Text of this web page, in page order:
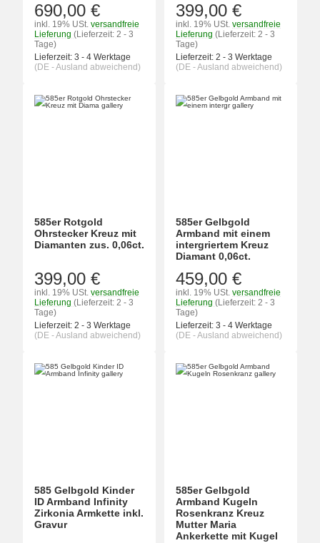
690,00 €
inkl. 19% USt. versandfreie
Lieferung (Lieferzeit: 2 - 3
Tage)
Lieferzeit: 3 - 4 Werktage
(DE - Ausland abweichend)
399,00 €
inkl. 19% USt. versandfreie
Lieferung (Lieferzeit: 2 - 3
Tage)
Lieferzeit: 2 - 3 Werktage
(DE - Ausland abweichend)
585er Rotgold
Ohrstecker Kreuz mit
Diamanten zus. 0,06ct.
399,00 €
inkl. 19% USt. versandfreie
Lieferung (Lieferzeit: 2 - 3
Tage)
Lieferzeit: 2 - 3 Werktage
(DE - Ausland abweichend)
585er Gelbgold
Armband mit einem
intergriertem Kreuz
Diamant 0,06ct.
459,00 €
inkl. 19% USt. versandfreie
Lieferung (Lieferzeit: 2 - 3
Tage)
Lieferzeit: 3 - 4 Werktage
(DE - Ausland abweichend)
585 Gelbgold Kinder
ID Armband Infinity
Zirkonia Armkette inkl.
Gravur
585er Gelbgold
Armband Kugeln
Rosenkranz Kreuz
Mutter Maria
Ankerkette mit Kugel